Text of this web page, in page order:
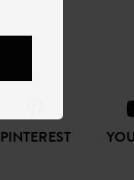
PINTEREST